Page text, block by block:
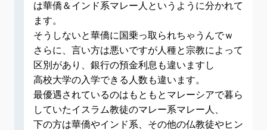
は華僑＆インド系マレー人というように分かれて
ます。
そうしないと華僑に国乗っ取られちゃうんでｗ
さらに、言い方は悪いですが人種と宗教によって
区別があり、銀行の預金利息も違いますし
高校大学の入学できる人数も違います。
最優遇されているのはもともとマレーシアで暮ら
していたイスラム教徒のマレー系マレー人、
下の方は華僑やインド系、その他の仏教徒やヒン